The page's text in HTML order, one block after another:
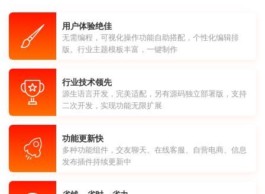
用户体验绝佳
无需编程，可视化操作功能自助搭配，个性化编辑排
版。行业主题模板丰富，一键制作
行业技术领先
源生语言开发，完美适配，另有源码独立部署版，支持
二次开发，实现功能无限扩展
功能更新快
多种功能组件，交友聊天、在线客服、自营电商、信息
发布插件持续更新中